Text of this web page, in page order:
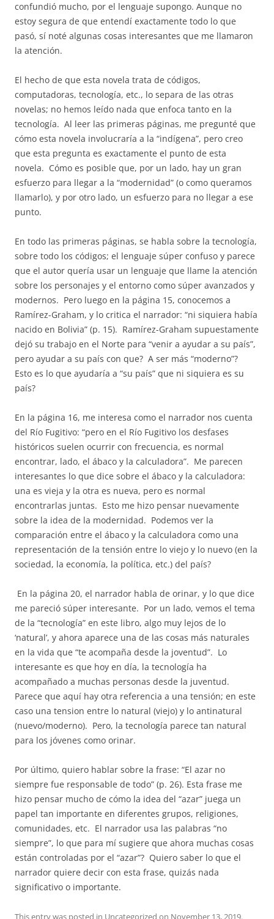
confundió mucho, por el lenguaje supongo. Aunque no
estoy segura de que entendí exactamente todo lo que
pasó, sí noté algunas cosas interesantes que me llamaron
la atención.
El hecho de que esta novela trata de códigos,
computadoras, tecnología, etc., lo separa de las otras
novelas; no hemos leído nada que enfoca tanto en la
tecnología. Al leer las primeras páginas, me pregunté que
cómo esta novela involucraría a la “indígena”, pero creo
que esta pregunta es exactamente el punto de esta
novela. Cómo es posible que, por un lado, hay un gran
esfuerzo para llegar a la “modernidad” (o como queramos
llamarlo), y por otro lado, un esfuerzo para no llegar a ese
punto.
En todo las primeras páginas, se habla sobre la tecnología,
sobre todo los códigos; el lenguaje súper confuso y parece
que el autor quería usar un lenguaje que llame la atención
sobre los personajes y el entorno como súper avanzados y
modernos. Pero luego en la página 15, conocemos a
Ramírez-Graham, y lo critica el narrador: “ni siquiera había
nacido en Bolivia” (p. 15). Ramírez-Graham supuestamente
dejó su trabajo en el Norte para “venir a ayudar a su país”,
pero ayudar a su país con que? A ser más “moderno”?
Esto es lo que ayudaría a “su país” que ni siquiera es su
país?
En la página 16, me interesa como el narrador nos cuenta
del Río Fugitivo: “pero en el Río Fugitivo los desfases
históricos suelen ocurrir con frecuencia, es normal
encontrar, lado, el ábaco y la calculadora”. Me parecen
interesantes lo que dice sobre el ábaco y la calculadora:
una es vieja y la otra es nueva, pero es normal
encontrarlas juntas. Esto me hizo pensar nuevamente
sobre la idea de la modernidad. Podemos ver la
comparación entre el ábaco y la calculadora como una
representación de la tensión entre lo viejo y lo nuevo (en la
sociedad, la economía, la política, etc.) del país?
En la página 20, el narrador habla de orinar, y lo que dice
me pareció súper interesante. Por un lado, vemos el tema
de la “tecnología” en este libro, algo muy lejos de lo
‘natural’, y ahora aparece una de las cosas más naturales
en la vida que “te acompaña desde la joventud”. Lo
interesante es que hoy en día, la tecnología ha
acompañado a muchas personas desde la juventud.
Parece que aquí hay otra referencia a una tensión; en este
caso una tension entre lo natural (viejo) y lo antinatural
(nuevo/moderno). Pero, la tecnología parece tan natural
para los jóvenes como orinar.
Por último, quiero hablar sobre la frase: “El azar no
siempre fue responsable de todo” (p. 26). Esta frase me
hizo pensar mucho de cómo la idea del “azar” juega un
papel tan importante en diferentes grupos, religiones,
comunidades, etc. El narrador usa las palabras “no
siempre”, lo que para mí sugiere que ahora muchas cosas
están controladas por el “azar”? Quiero saber lo que el
narrador quiere decir con esta frase, quizás nada
significativo o importante.
This entry was posted in Uncategorized on November 13, 2019.